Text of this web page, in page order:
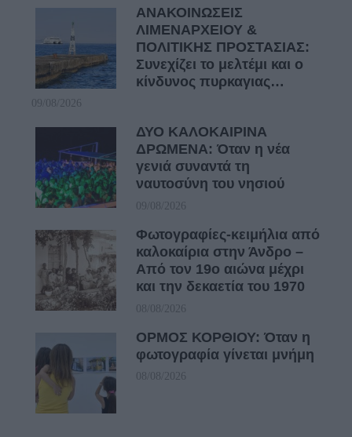
ΑΝΑΚΟΙΝΩΣΕΙΣ
ΛΙΜΕΝΑΡΧΕΙΟΥ &
ΠΟΛΙΤΙΚΗΣ ΠΡΟΣΤΑΣΙΑΣ:
Συνεχίζει το μελτέμι και ο
κίνδυνος πυρκαγιας…
09/08/2026
ΔΥΟ ΚΑΛΟΚΑΙΡΙΝΑ
ΔΡΩΜΕΝΑ: Όταν η νέα
γενιά συναντά τη
ναυτοσύνη του νησιού
09/08/2026
Φωτογραφίες-κειμήλια από
καλοκαίρια στην Άνδρο –
Από τον 19ο αιώνα μέχρι
και την δεκαετία του 1970
08/08/2026
ΟΡΜΟΣ ΚΟΡΘΙΟΥ: Όταν η
φωτογραφία γίνεται μνήμη
08/08/2026